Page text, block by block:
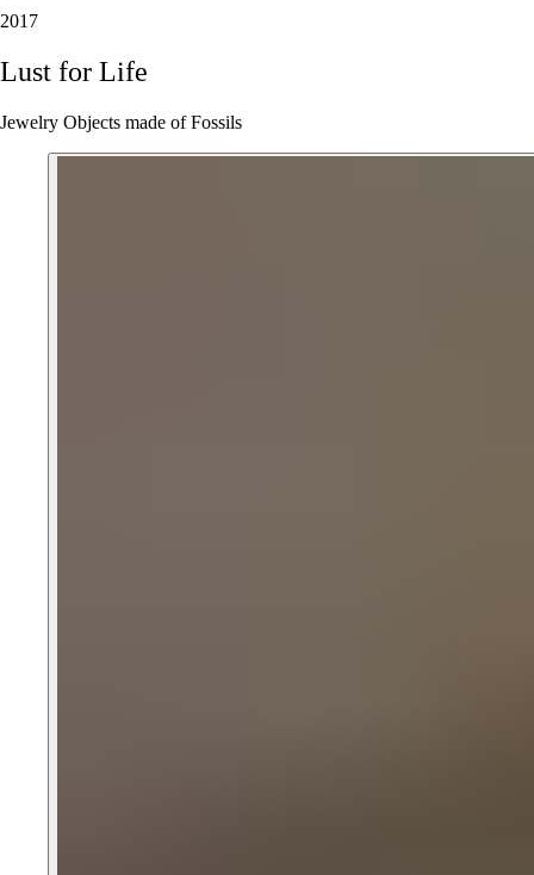
2017
Lust for Life
Jewelry Objects made of Fossils